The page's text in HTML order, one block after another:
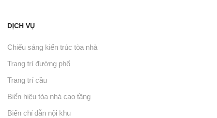
DỊCH VỤ
Chiếu sáng kiến trúc tòa nhà
Trang trí đường phố
Trang trí cầu
Biển hiệu tòa nhà cao tầng
Biển chỉ dẫn nội khu